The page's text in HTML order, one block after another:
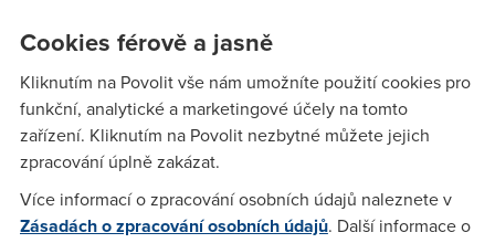
Anonym (18.2.2006 13:10:41)
Nevim :)
Ja cekam od 19.ledna a porad nic,pry nejsou volne sloty.
Cookies férově a jasně
Kliknutím na Povolit vše nám umožníte použití cookies pro
funkční, analytické a marketingové účely na tomto
zařízení. Kliknutím na Povolit nezbytné můžete jejich
zpracování úplně zakázat.
Více informací o zpracování osobních údajů naleznete v
Zásadách o zpracování osobních údajů. Další informace o